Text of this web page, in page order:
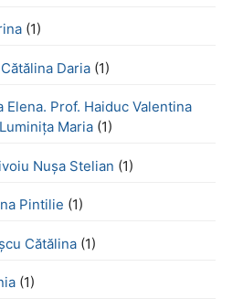
(1)
Daria (1)
Elena. Prof. Haiduc Valentina
Maria (1)
Nușa Stelian (1)
Pintilie (1)
Cătălina (1)
(1)